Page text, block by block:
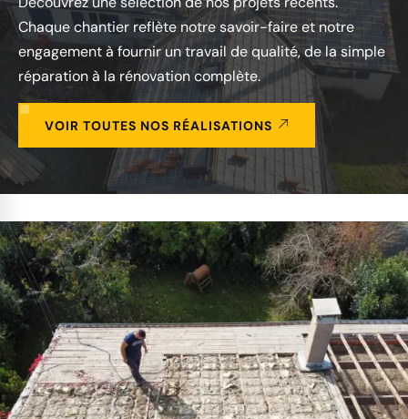
Chaque chantier reflète notre savoir-faire et notre
engagement à fournir un travail de qualité, de la simple
réparation à la rénovation complète.
VOIR TOUTES NOS RÉALISATIONS